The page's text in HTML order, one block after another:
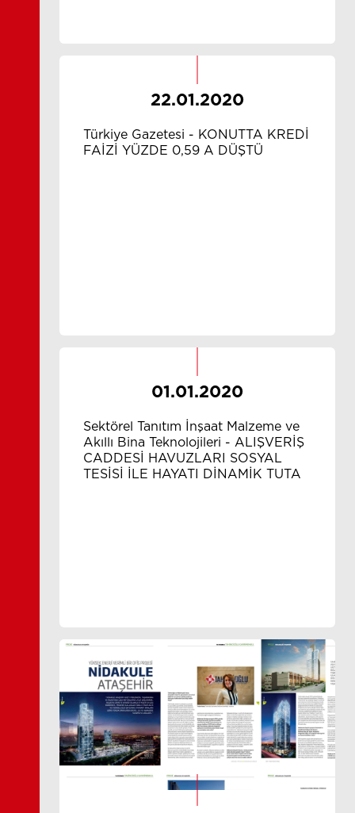
22.01.2020
Türkiye Gazetesi - KONUTTA KREDİ
FAİZİ YÜZDE 0,59 A DÜŞTÜ
01.01.2020
Sektörel Tanıtım İnşaat Malzeme ve
Akıllı Bina Teknolojileri - ALIŞVERİŞ
CADDESİ HAVUZLARI SOSYAL
TESİSİ İLE HAYATI DİNAMİK TUTA